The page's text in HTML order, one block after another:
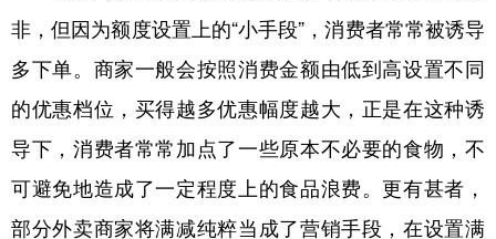
辽宁 吉林 上海 江苏
浙江 安徽 福建 江西
山东 河南 湖北 湖南
非，但因为额度设置上的“小手段”，消费者常常被诱导
多下单。商家一般会按照消费金额由低到高设置不同
的优惠档位，买得越多优惠幅度越大，正是在这种诱
导下，消费者常常加点了一些原本不必要的食物，不
可避免地造成了一定程度上的食品浪费。更有甚者，
部分外卖商家将满减纯粹当成了营销手段，在设置满